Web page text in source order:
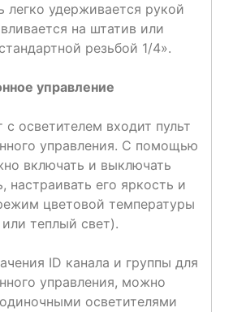
легко удерживается рукой
на штатив или
резьбой 1/4».
управление
с осветителем входит пульт
управления. С помощью
включать и выключать
настраивать его яркость и
цветовой температуры
теплый свет).
ID канала и группы для
управления, можно
осветителями